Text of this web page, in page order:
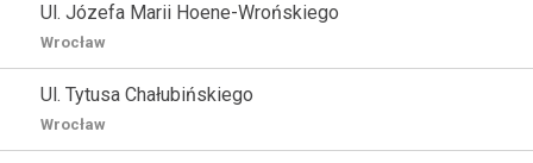
Ul. Józefa Marii Hoene-Wrońskiego
Wrocław
Ul. Tytusa Chałubińskiego
Wrocław